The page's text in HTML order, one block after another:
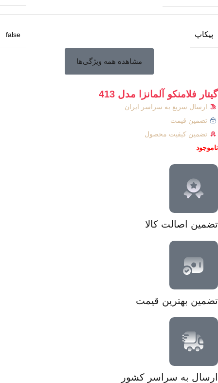
پیکاپ false
مشاهده همه ویژگی‌ها
گیتار فلامنکو آلمانزا مدل 413
ارسال سریع به سراسر ایران
تضمین قیمت
تضمین کیفیت محصول
ناموجود
تضمین اصالت کالا
تضمین بهترین قیمت
ارسال به سراسر کشور